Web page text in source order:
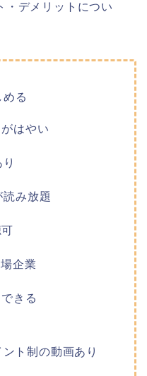
・デメリットについ
る
はやい
み放題
企業
きる
ト制の動画あり